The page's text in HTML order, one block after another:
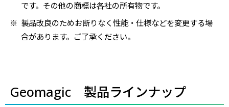
です。その他の商標は各社の所有物です。
製品改良のためお断りなく性能・仕様などを変更する場
合があります。ご了承ください。
Geomagic 製品ラインナップ